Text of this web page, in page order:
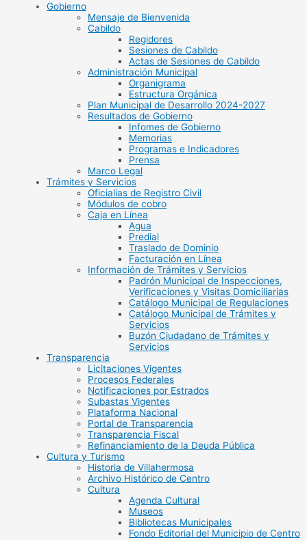
Gobierno
Mensaje de Bienvenida
Cabildo
Regidores
Sesiones de Cabildo
Actas de Sesiones de Cabildo
Administración Municipal
Organigrama
Estructura Orgánica
Plan Municipal de Desarrollo 2024-2027
Resultados de Gobierno
Infomes de Gobierno
Memorias
Programas e Indicadores
Prensa
Marco Legal
Trámites y Servicios
Oficialias de Registro Civil
Módulos de cobro
Caja en Línea
Agua
Predial
Traslado de Dominio
Facturación en Línea
Información de Trámites y Servicios
Padrón Municipal de Inspecciones,
Verificaciones y Visitas Domiciliarias
Catálogo Municipal de Regulaciones
Catálogo Municipal de Trámites y
Servicios
Buzón Ciudadano de Trámites y
Servicios
Transparencia
Licitaciones Vigentes
Procesos Federales
Notificaciones por Estrados
Subastas Vigentes
Plataforma Nacional
Portal de Transparencia
Transparencia Fiscal
Refinanciamiento de la Deuda Pública
Cultura y Turismo
Historia de Villahermosa
Archivo Histórico de Centro
Cultura
Agenda Cultural
Museos
Bibliotecas Municipales
Fondo Editorial del Municipio de Centro